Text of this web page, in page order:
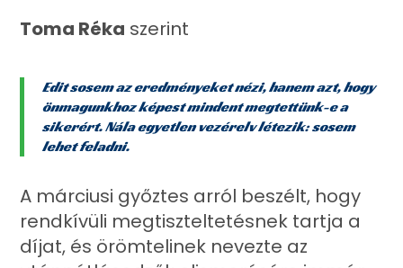
Toma Réka szerint
Edit sosem az eredményeket nézi, hanem azt, hogy
önmagunkhoz képest mindent megtettünk-e a
sikerért. Nála egyetlen vezérelv létezik: sosem
lehet feladni.
A márciusi győztes arról beszélt, hogy
rendkívüli megtiszteltetésnek tartja a
díjat, és örömtelinek nevezte az